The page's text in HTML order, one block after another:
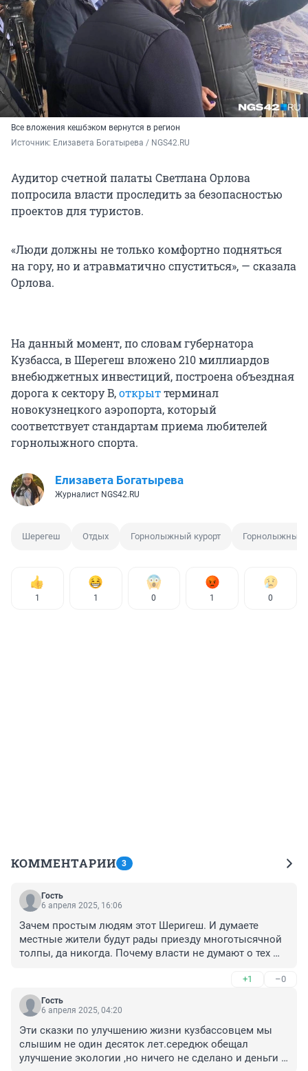
Все вложения кешбэком вернутся в регион
Источник: Елизавета Богатырева / NGS42.RU
Аудитор счетной палаты Светлана Орлова
попросила власти проследить за безопасностью
проектов для туристов.
«Люди должны не только комфортно подняться
на гору, но и атравматично спуститься», — сказала
Орлова.
На данный момент, по словам губернатора
Кузбасса, в Шерегеш вложено 210 миллиардов
внебюджетных инвестиций, построена объездная
дорога к сектору B,открыттерминал
новокузнецкого аэропорта, который
соответствует стандартам приема любителей
горнолыжного спорта.
Елизавета Богатырева
Журналист NGS42.RU
Шерегеш Отдых Горнолыжный курорт Горнолыжный
1 1 0 1 0
КОММЕНТАРИИ 3
Гость
6 апреля 2025, 16:06
Зачем простым людям этот Шеригеш. И думаете
местные жители будут рады приезду многотысячной
толпы, да никогда. Почему власти не думают о тех
дорого. В Шерегеше частник и вряд ли деньги пойдут
в казну города, деньги осядут в кармане частников.
Вы город сделайте красивым, чистым, зелёным,
благоустройте парки, пляжи, создайте зелёные зоны
отдыха и для этого не надо 200 млрд. А люди вам за
это большущее спасибо скажут. А сейчас кроме мата
+1 –0
Гость
6 апреля 2025, 04:20
Эти сказки по улучшению жизни кузбассовцем мы
слышим не один десяток лет.середюк обещал
улучшение экологии ,но ничего не сделано и деньги